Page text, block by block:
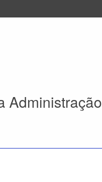
Administração